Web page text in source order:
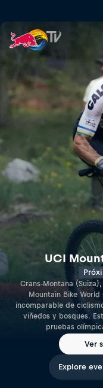
UCI
UCI
Crans-Montana
Mountain Bike
incomparable de
viñedos y bosques.
pruebas
Ver
Explore